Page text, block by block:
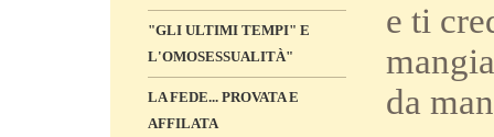
"GLI ULTIMI TEMPI" E
L'OMOSESSUALITÀ"
LA FEDE... PROVATA E
AFFILATA
e ti
da